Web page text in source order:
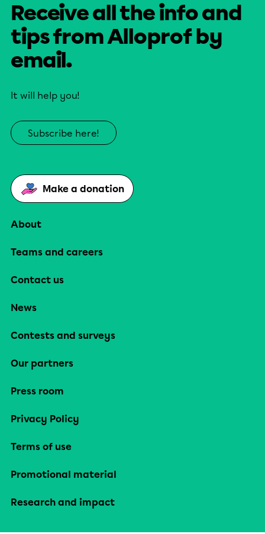
Receive all the info and
tips from Alloprof by
email.
It will help you!
Subscribe here!
Make a donation
About
Teams and careers
Contact us
News
Contests and surveys
Our partners
Press room
Privacy Policy
Terms of use
Promotional material
Research and impact